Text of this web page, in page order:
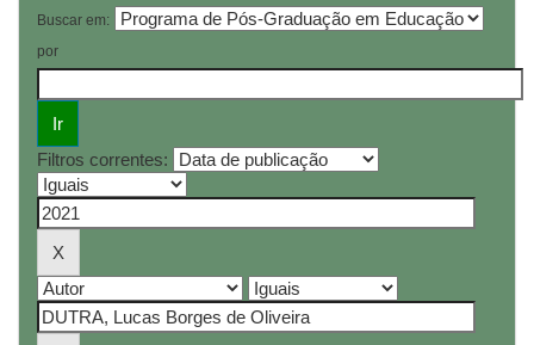
Buscar em:
por
Filtros correntes: